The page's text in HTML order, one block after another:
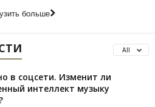
больше
All
в соцсети. Изменит ли
интеллект музыку